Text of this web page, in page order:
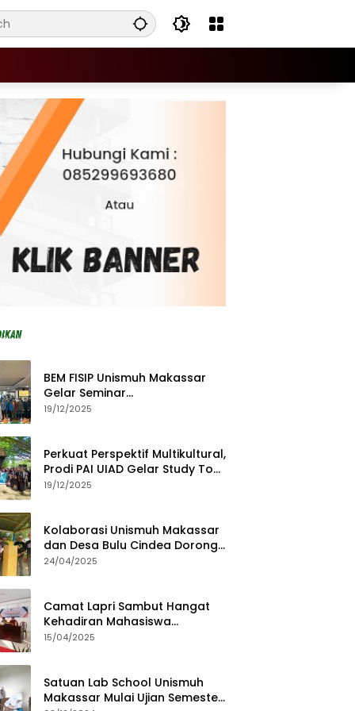
BEM FISIP Unismuh Makassar
Gelar Seminar
Keperempuanan, Bahas
19/12/2025
Perkuat Perspektif Multikultural,
Prodi PAI UIAD Gelar Study Tour
ke Kajang
19/12/2025
Kolaborasi Unismuh Makassar
dan Desa Bulu Cindea Dorong
Sentra Garam Industri
24/04/2025
Camat Lapri Sambut Hangat
Kehadiran Mahasiswa
PoltekMu
15/04/2025
Satuan Lab School Unismuh
Makassar Mulai Ujian Semester,